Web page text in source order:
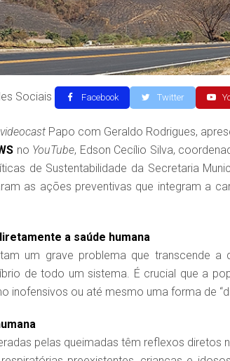
Sociais Facebook Twitter
videocast Papo com Geraldo Rodrigues,
no YouTube, Edson Cecílio Silva,
de Sustentabilidade da Secretaria
as ações preventivas que integram a
a saúde humana
um grave problema que transcende a
de todo um sistema. É crucial que a
inofensivos ou até mesmo uma forma de
pelas queimadas têm reflexos diretos